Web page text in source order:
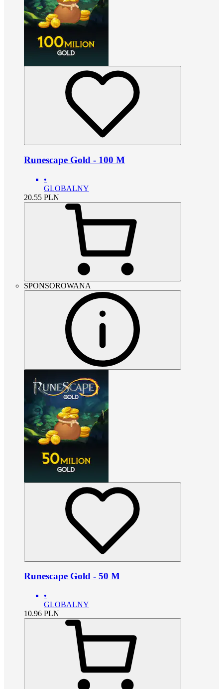
Runescape Gold - 100 M
•
GLOBALNY
20.55 PLN
SPONSOROWANA
Runescape Gold - 50 M
•
GLOBALNY
10.96 PLN